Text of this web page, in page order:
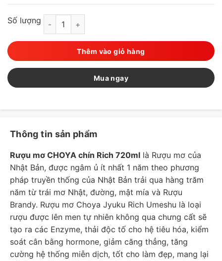
Số lượng CHOYA - Rượu mơ chín Rich 720ml (10 độ) số lượng
Thêm vào giỏ hàng
Mua ngay
Thông tin sản phẩm
Rượu mơ CHOYA chín Rich 720ml là Rượu mơ của
Nhật Bản, được ngâm ủ ít nhất 1 năm theo phương
pháp truyền thống của Nhật Bản trải qua hàng trăm
năm từ trái mơ Nhật, đường, mật mía và Rượu
Brandy. Rượu mơ Choya Jyuku Rich Umeshu là loại
rượu được lên men tự nhiên không qua chưng cất sẽ
tạo ra các Enzyme, thải độc tố cho hệ tiêu hóa, kiểm
soát cân bằng hormone, giảm căng thẳng, tăng
cường hệ thống miễn dịch, tốt cho làm đẹp, mang lại